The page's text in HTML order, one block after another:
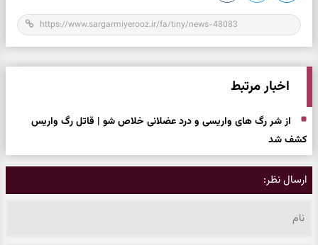
اخبار مرتبط
از شر رگ های واریسی و درد عضلانی خلاص شو | قاتل رگ واریس
کشف شد
ارسال نظر: